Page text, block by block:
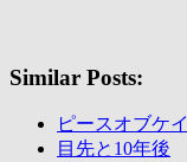
Similar Posts:
ピースオブケ
目先と10年後